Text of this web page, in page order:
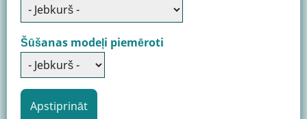
Šūšanas modeļi piemēroti